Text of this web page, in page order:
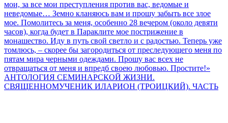
мои, за все мои преступления против вас, ведомые и
неведомые… Земно кланяюсь вам и прошу забыть все злое
мое. Помолитесь за меня, особенно 28 вечером (около девяти
часов), когда будет в Параклите мое пострижение в
монашество. Иду в путь свой светло и с радостью. Теперь уже
томлюсь, – скорее бы загородиться от преследующего меня по
пятам мира черными одеждами. Прошу вас всех не
отвращаться от меня и впредб своею любовью. Простите!»
АНТОЛОГИЯ СЕМИНАРСКОЙ ЖИЗНИ.
СВЯЩЕННОМУЧЕНИК ИЛАРИОН (ТРОИЦКИЙ). ЧАСТЬ